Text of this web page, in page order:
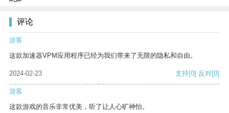
评论
游客
这款加速器VPM应用程序已经为我们带来了无限的隐私和自由。
2024-02-23 支持[0] 反对[0]
游客
这款游戏的音乐非常优美，听了让人心旷神怡。